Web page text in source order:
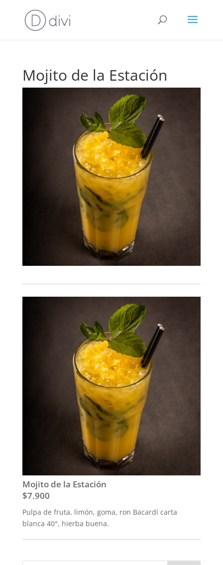
Mojito de la Estación
Mojito de la Estación
$7.900
Pulpa de fruta, limón, goma, ron Bacardí carta
blanca 40°, hierba buena.